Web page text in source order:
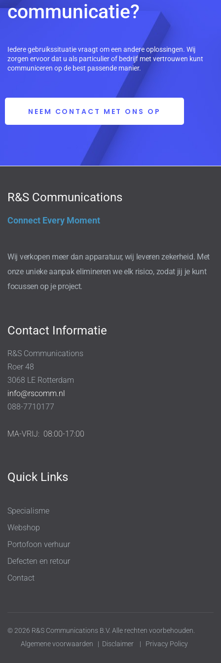
communicatie?
Iedere gebruikssituatie vraagt om een andere oplossingen. Wij
zorgen ervoor dat u als particulier of bedrijf met vertrouwen kunt
communiceren op de best passende manier.
NEEM CONTACT MET ONS OP
R&S Communications
Connect Every Moment
Wij verkopen meer dan apparatuur, wij leveren zekerheid. Met
onze unieke aanpak elimineren we elk risico, zodat jij je kunt
focussen op je project.
Contact Informatie
R&S Communications
Roer 48
3068 LE Rotterdam
info@rscomm.nl
088-7710177
MA-VRIJ: 08:00-17:00
Quick Links
Specialisme
Webshop
Portofoon verhuur
Defecten en retour
Contact
© 2026 R&S Communications B.V. Alle rechten voorbehouden.
Algemene voorwaarden | Disclaimer | Privacy Policy